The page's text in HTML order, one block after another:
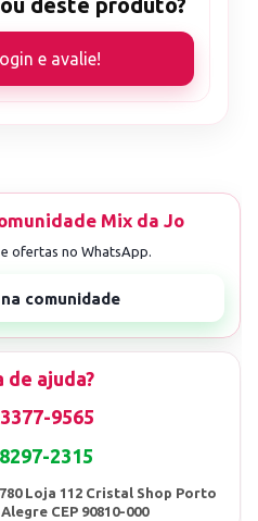
e avalie!
de ajuda?
9565
2315
Loja 112 Cristal Shop Porto
Alegre CEP 90810-000